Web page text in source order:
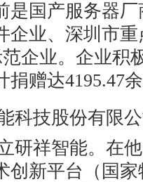
是国产服务器
企业、深圳市
企业。企业积
捐赠达4195.47
科技股份有限
研祥智能。在
创新平台（国